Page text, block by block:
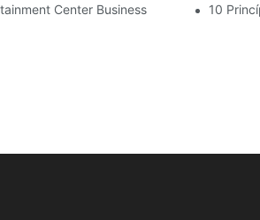
Center Business 10